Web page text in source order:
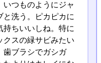
いつものようにジャ
と洗う。ピカピカに
持ちいいしね。特に
クスの緑サビみたい
歯ブラシでガシガ